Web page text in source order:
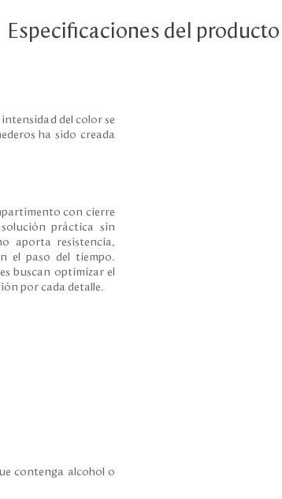
Especificaciones del producto
del color se
ha sido creada
con cierre
práctica sin
aporta resistencia,
el paso del tiempo.
buscan optimizar el
por cada detalle.
contenga alcohol o